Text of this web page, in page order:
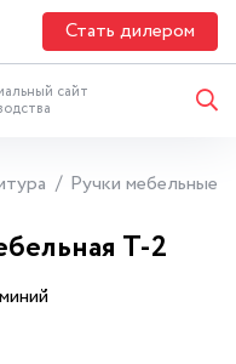
Стать дилером
сайт
Ручки мебельные
Т-2